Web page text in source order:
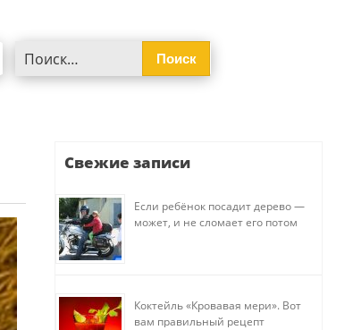
Свежие записи
Если ребёнок посадит дерево —
может, и не сломает его потом
Коктейль «Кровавая мери». Вот
вам правильный рецепт